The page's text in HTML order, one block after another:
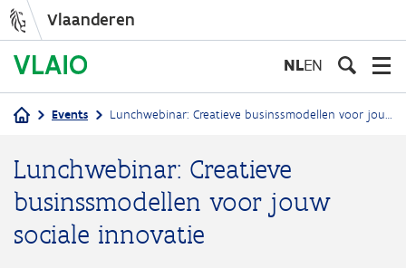
Vlaanderen
NLEN
Events Lunchwebinar: Creatieve businssmodellen voor jouw sociale innovatie
Lunchwebinar: Creatieve
businssmodellen voor jouw
sociale innovatie